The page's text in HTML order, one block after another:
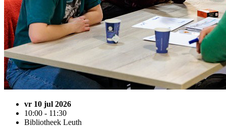
vr 10 jul 2026
10:00 - 11:30
Bibliotheek Leuth